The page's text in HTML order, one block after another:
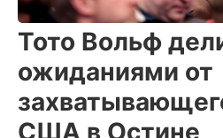
Тото Вольф
ожиданиями от
США в Остине